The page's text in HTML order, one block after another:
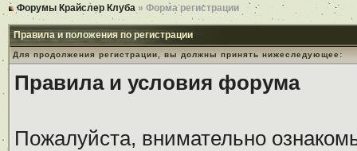
Форумы Крайслер Клуба » Форма регистрации
Правила и положения по регистрации
Для продолжения регистрации, вы должны принять нижеследующее:
Правила и условия форума
Пожалуйста, внимательно